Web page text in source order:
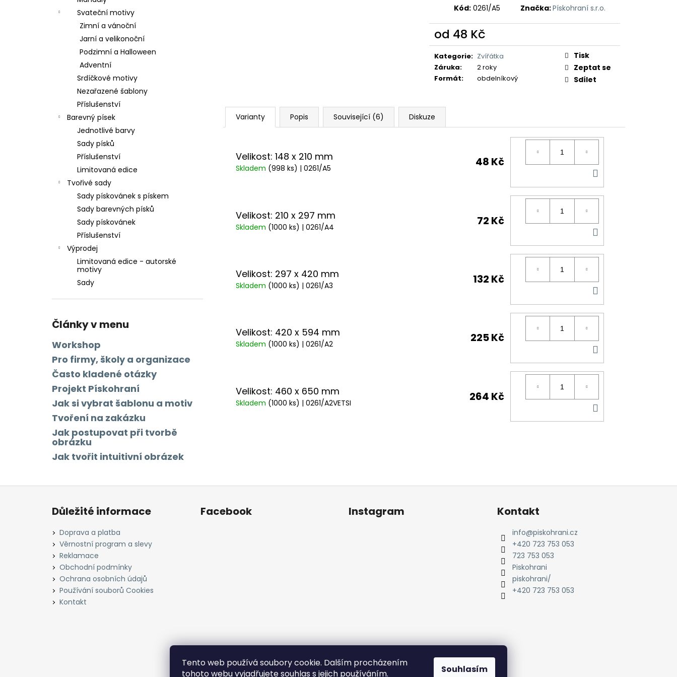
Tento web používá soubory cookie. Dalším procházením
tohoto webu vyjadřujete souhlas s jejich používáním.
Souhlasím
Svateční motivy
Zimní a vánoční
Jarní a velikonoční
Podzimní a Halloween
Adventní
Srdíčkové motivy
Nezařazené šablony
Příslušenství
Barevný písek
Jednotlivé barvy
Sady písků
Příslušenství
Limitovaná edice
Tvořivé sady
Sady pískovánek s pískem
Sady barevných písků
Sady pískovánek
Příslušenství
Výprodej
Limitovaná edice - autorské
motivy
Sady
Články v menu
Workshop
Pro firmy, školy a organizace
Často kladené otázky
Projekt Pískohraní
Jak si vybrat šablonu a motiv
Tvoření na zakázku
Jak postupovat při tvorbě
obrázku
Jak tvořit intuitivní obrázek
Kód: 0261/A5 Značka:Pískohraní s.r.o.
od 48 Kč
Měrná
cena:
Kategorie: Zvířátka
Záruka:
2 roky
Formát: obdelníkový
Tisk
Zeptat se
Sdílet
Varianty Popis Související (6) Diskuze
Velikost: 148 x 210 mm
Skladem (998 ks) | 0261/A5 48 Kč
KOŠÍKU
Velikost: 210 x 297 mm
Skladem (1000 ks) | 0261/A4 72 Kč
KOŠÍKU
Velikost: 297 x 420 mm
Skladem (1000 ks) | 0261/A3 132 Kč
KOŠÍKU
Velikost: 420 x 594 mm
Skladem (1000 ks) | 0261/A2 225 Kč
KOŠÍKU
Velikost: 460 x 650 mm
Skladem (1000 ks) | 0261/A2VETSI 264 Kč
KOŠÍKU
Z
Důležité informace
Doprava a platba
Věrnostní program a slevy
Reklamace
Obchodní podmínky
Ochrana osobních údajů
Používání souborů Cookies
Kontakt
Facebook Instagram
Sledovat na Instagramu
Kontakt
info@piskohrani.cz
+420 723 753 053
723 753 053
Piskohrani
piskohrani/
+420 723 753 053